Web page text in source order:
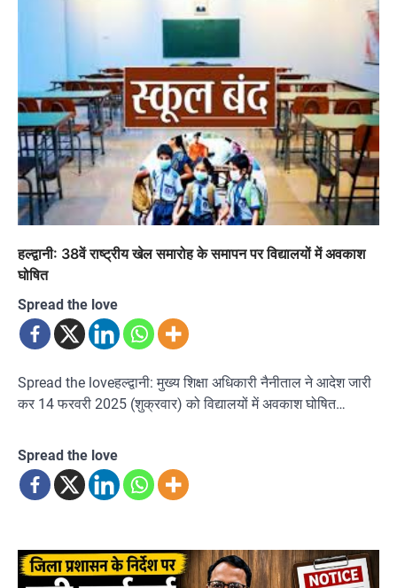
हल्द्वानी: 38वें राष्ट्रीय खेल समारोह के समापन पर विद्यालयों में अवकाश
घोषित
Spread the love
Spread the loveहल्द्वानी: मुख्य शिक्षा अधिकारी नैनीताल ने आदेश जारी
कर 14 फरवरी 2025 (शुक्रवार) को विद्यालयों में अवकाश घोषित…
Spread the love